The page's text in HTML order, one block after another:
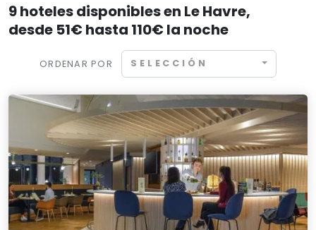
9 hoteles disponibles en Le Havre,
desde 51€ hasta 110€ la noche
ORDENAR POR SELECCIÓN